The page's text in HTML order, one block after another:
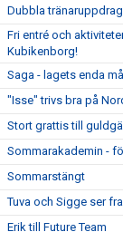
Dubbla
Fri entré och
Kubikenborg!
Saga - lagets enda
"Isse" trivs bra på
Stort grattis till
Sommarakademin -
Sommarstängt
Tuva och Sigge ser
Erik till Future Team